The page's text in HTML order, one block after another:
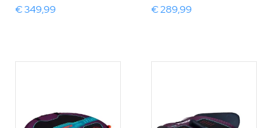
€ 349,99 € 289,99